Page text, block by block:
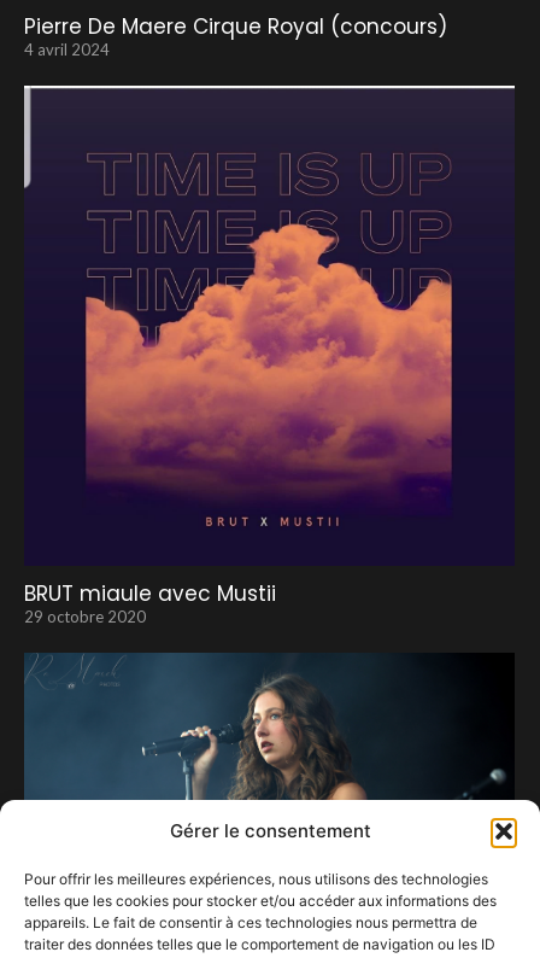
Gérer le consentement
Pour offrir les meilleures expériences, nous utilisons des technologies
telles que les cookies pour stocker et/ou accéder aux informations des
appareils. Le fait de consentir à ces technologies nous permettra de
traiter des données telles que le comportement de navigation ou les ID
Pierre De Maere Cirque Royal (concours)
4 avril 2024
BRUT miaule avec Mustii
29 octobre 2020